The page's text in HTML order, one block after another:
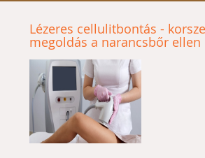
Lézeres cellulitbontás -
megoldás a narancsbőr ellen